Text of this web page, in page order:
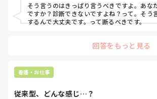
不安になる気持ちもわかりますが、どうし
そう言うのはきっぱり言うべきですよ。あな
ですか？診断できないですよね？って。そう
するんで大丈夫です。って断るべきです。
回答をもっと見る
看護・お仕事
従来型、どんな感じ…？